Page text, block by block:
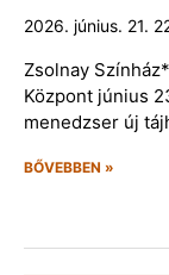
2026. június. 21.
Zsolnay
Központ június
menedzser új
BŐVEBBEN »